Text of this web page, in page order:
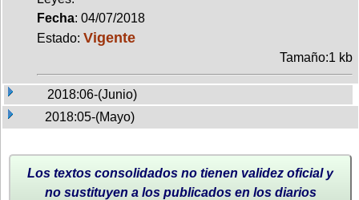
Fecha: 04/07/2018
Estado: Vigente
Tamaño:1 kb
2018:06-(Junio)
2018:05-(Mayo)
Los textos consolidados no tienen validez oficial y
no sustituyen a los publicados en los diarios